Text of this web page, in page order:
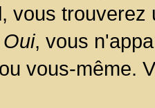
vous
Oui, vous
vous-même.